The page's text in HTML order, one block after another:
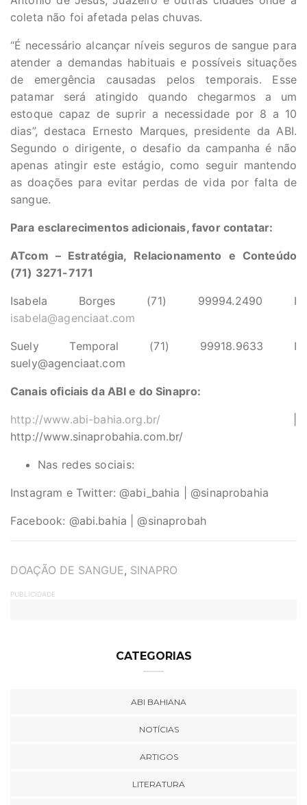
coleta não foi afetada pelas chuvas.
“É necessário alcançar níveis seguros de sangue para
atender a demandas habituais e possíveis situações
de emergência causadas pelos temporais. Esse
patamar será atingido quando chegarmos a um
estoque capaz de suprir a necessidade por 8 a 10
dias”, destaca Ernesto Marques, presidente da ABI.
Segundo o dirigente, o desafio da campanha é não
apenas atingir este estágio, como seguir mantendo
as doações para evitar perdas de vida por falta de
sangue.
Para esclarecimentos adicionais, favor contatar:
ATcom – Estratégia, Relacionamento e Conteúdo
(71) 3271-7171
Isabela Borges (71) 99994.2490 I
isabela@agenciaat.com
Suely Temporal (71) 99918.9633 I
suely@agenciaat.com
Canais oficiais da ABI e do Sinapro:
http://www.abi-bahia.org.br/
http://www.sinaprobahia.com.br/
Nas redes sociais:
Instagram e Twitter: @abi_bahia | @sinaprobahia
Facebook: @abi.bahia | @sinaprobah
TAGS
DOAÇÃO DE SANGUE, SINAPRO
PUBLICIDADE
CATEGORIAS
ABI BAHIANA
NOTÍCIAS
ARTIGOS
LITERATURA